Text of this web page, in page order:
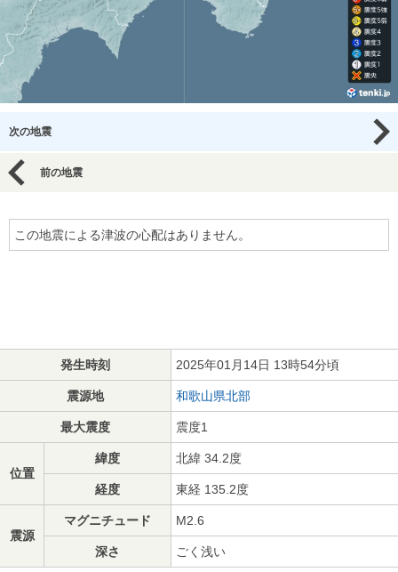
次の地震
前の地震
この地震による津波の心配はありません。
発生時刻 2025年01月14日 13時54分頃
震源地 和歌山県北部
最大震度 震度1
位置
緯度 北緯 34.2度
経度 東経 135.2度
震源
マグニチュード M2.6
深さ ごく浅い